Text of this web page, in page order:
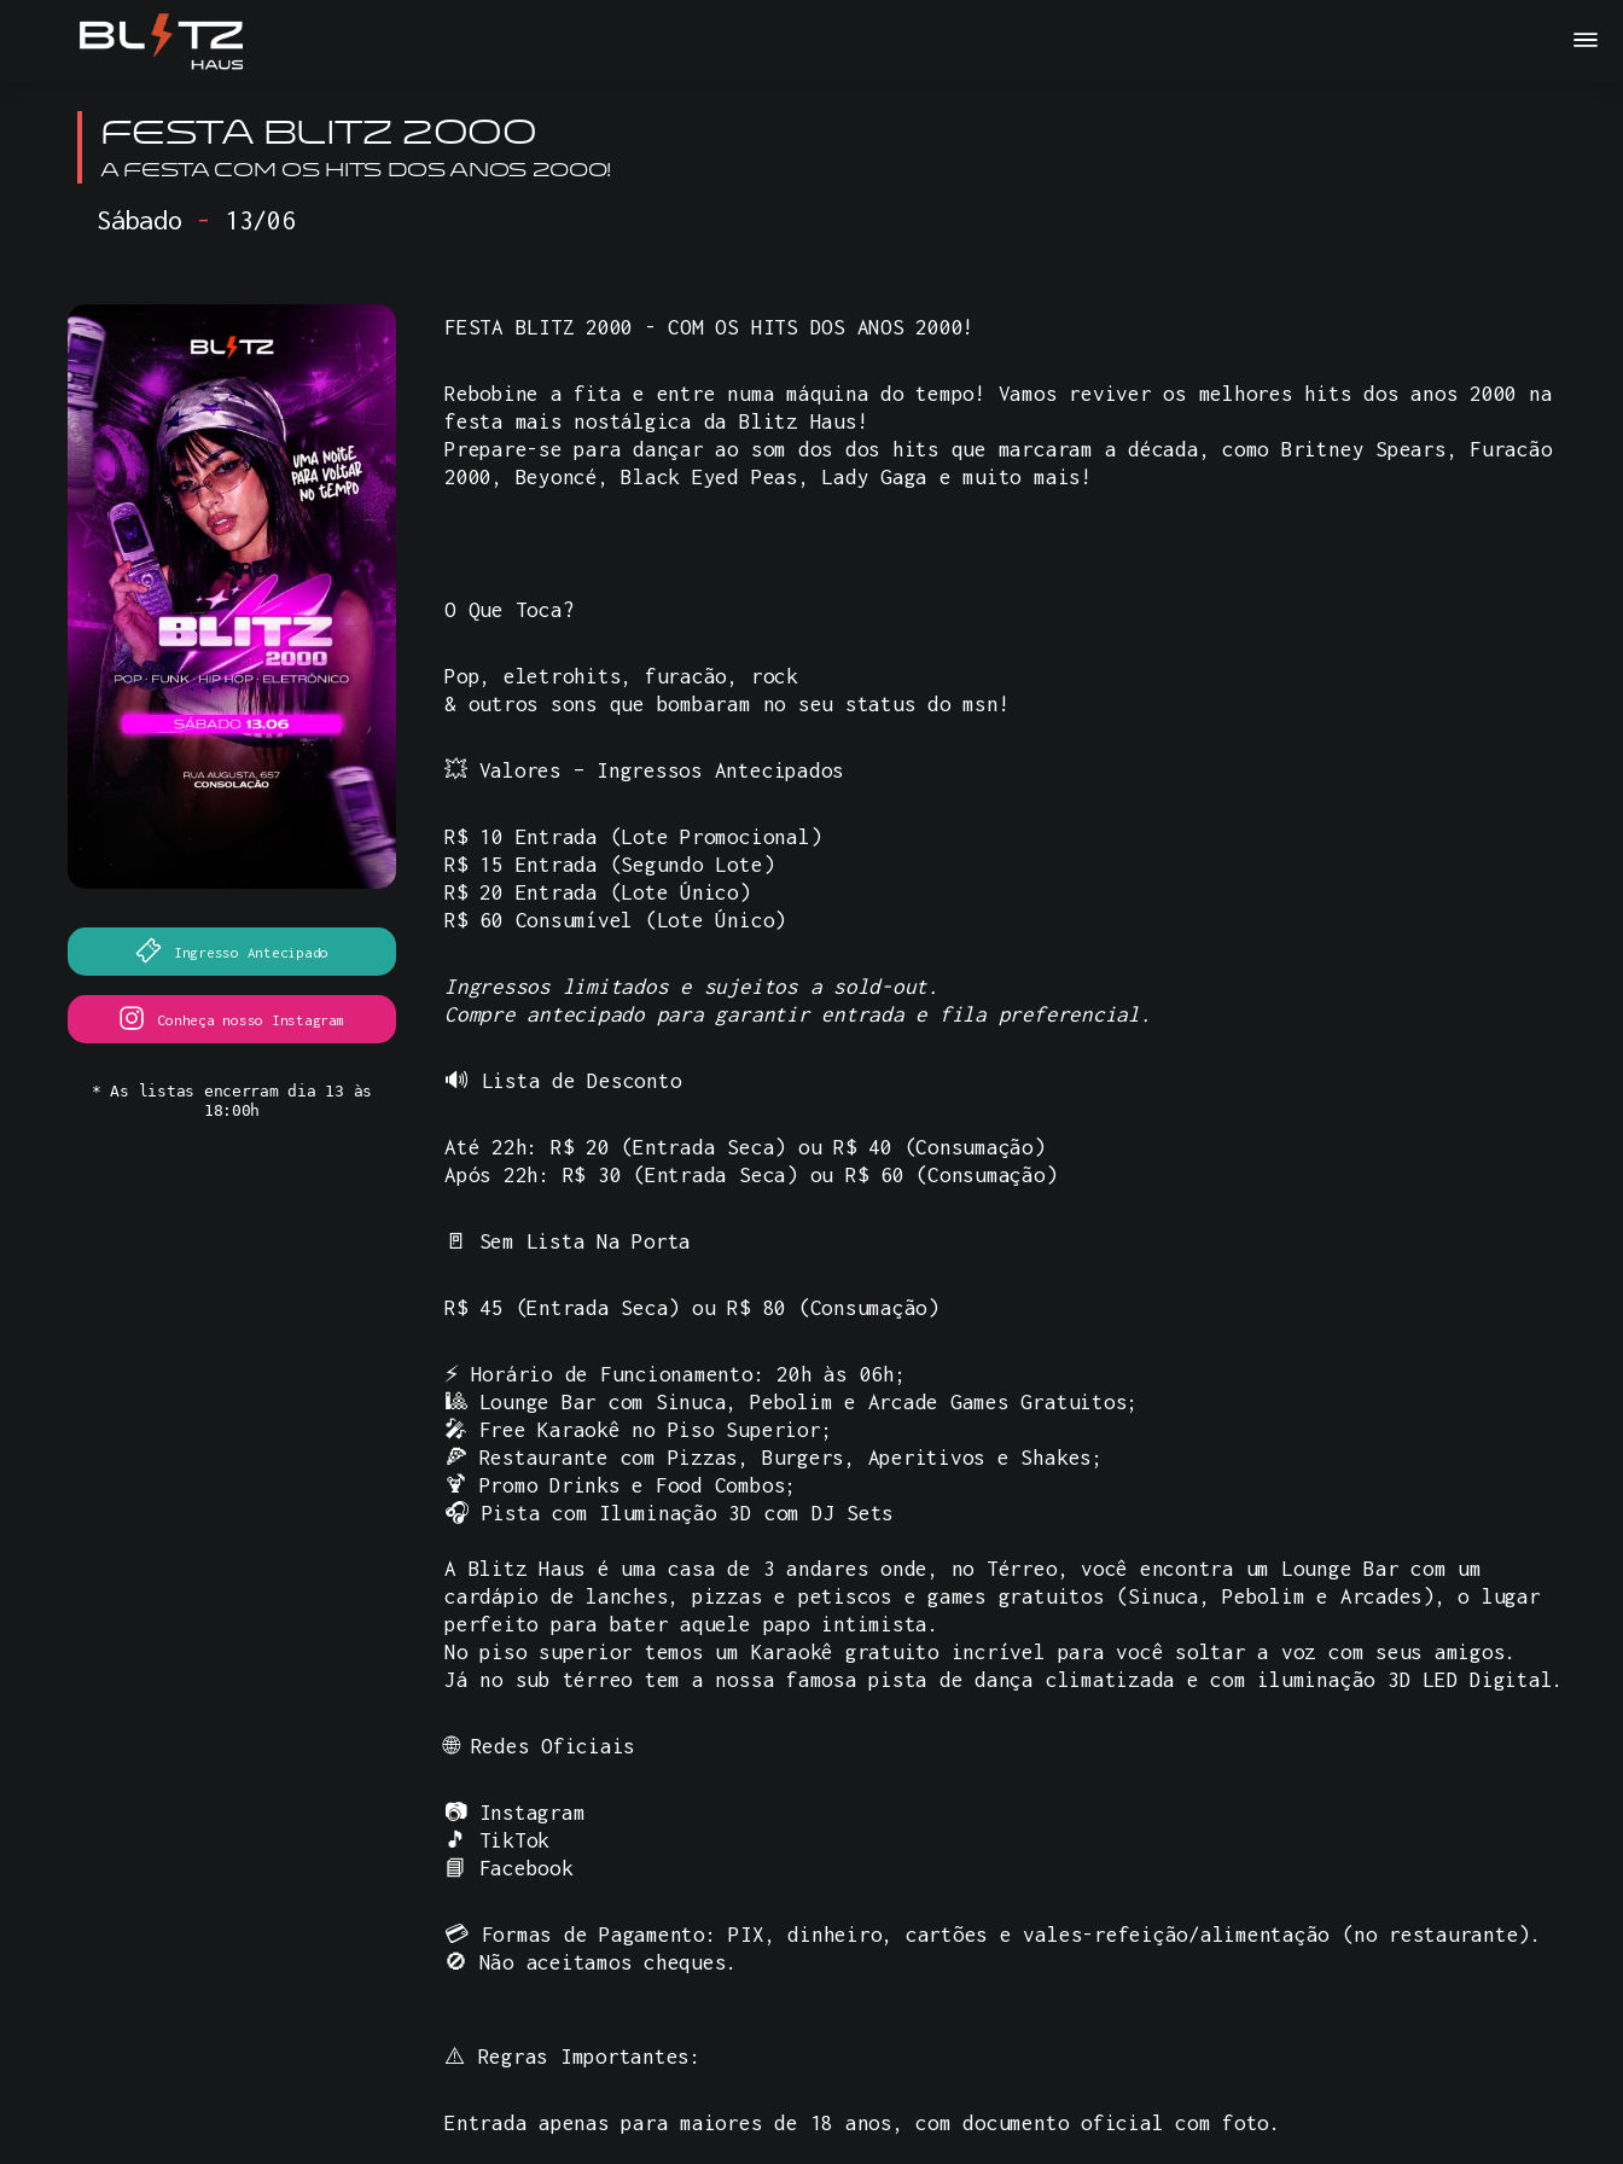
FESTA BLITZ 2000
A FESTA COM OS HITS DOS ANOS 2000!
Sábado - 13/06
Ingresso Antecipado
Conheça nosso Instagram
* As listas encerram dia 13 às
18:00h
FESTA BLITZ 2000 - COM OS HITS DOS ANOS 2000!
Rebobine a fita e entre numa máquina do tempo! Vamos reviver os melhores hits dos anos 2000 na
festa mais nostálgica da Blitz Haus!
Prepare-se para dançar ao som dos dos hits que marcaram a década, como Britney Spears, Furacão
2000, Beyoncé, Black Eyed Peas, Lady Gaga e muito mais!
O Que Toca?
Pop, eletrohits, furacão, rock
& outros sons que bombaram no seu status do msn!
💥 Valores – Ingressos Antecipados
R$ 10 Entrada (Lote Promocional)
R$ 15 Entrada (Segundo Lote)
R$ 20 Entrada (Lote Único)
R$ 60 Consumível (Lote Único)
Ingressos limitados e sujeitos a sold-out.
Compre antecipado para garantir entrada e fila preferencial.
🔊 Lista de Desconto
Até 22h: R$ 20 (Entrada Seca) ou R$ 40 (Consumação)
Após 22h: R$ 30 (Entrada Seca) ou R$ 60 (Consumação)
🚪 Sem Lista Na Porta
R$ 45 (Entrada Seca) ou R$ 80 (Consumação)
⚡ Horário de Funcionamento: 20h às 06h;
🎱 Lounge Bar com Sinuca, Pebolim e Arcade Games Gratuitos;
🎤 Free Karaokê no Piso Superior;
🍕 Restaurante com Pizzas, Burgers, Aperitivos e Shakes;
🍹 Promo Drinks e Food Combos;
🎧 Pista com Iluminação 3D com DJ Sets
A Blitz Haus é uma casa de 3 andares onde, no Térreo, você encontra um Lounge Bar com um
cardápio de lanches, pizzas e petiscos e games gratuitos (Sinuca, Pebolim e Arcades), o lugar
perfeito para bater aquele papo intimista.
No piso superior temos um Karaokê gratuito incrível para você soltar a voz com seus amigos.
Já no sub térreo tem a nossa famosa pista de dança climatizada e com iluminação 3D LED Digital.
🌐 Redes Oficiais
📷 Instagram
🎵 TikTok
📘 Facebook
💳 Formas de Pagamento:
PIX, dinheiro, cartões e vales-refeição/alimentação (no restaurante).
🚫 Não aceitamos cheques.
⚠️ Regras Importantes:
Entrada apenas para maiores de 18 anos, com documento oficial com foto.